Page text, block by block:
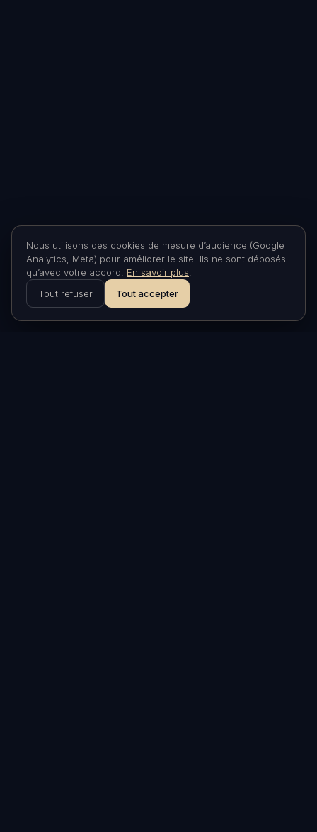
Nous utilisons des cookies de mesure d’audience (Google
Analytics, Meta) pour améliorer le site. Ils ne sont déposés
qu’avec votre accord.
En savoir plus
Tout refuser
Tout accepter